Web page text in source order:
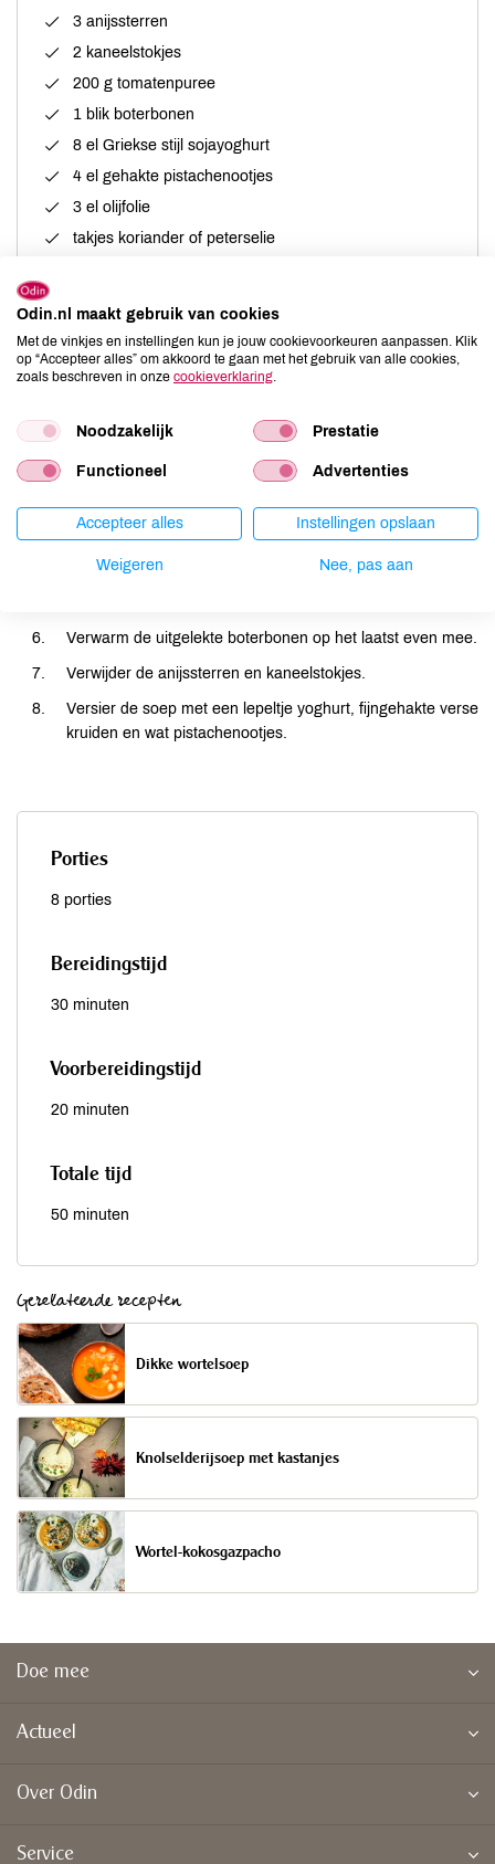
3 anijssterren
2 kaneelstokjes
200 g tomatenpuree
1 blik boterbonen
8 el Griekse stijl sojayoghurt
4 el gehakte pistachenootjes
3 el olijfolie
takjes koriander of peterselie
Bereiding
knolselderij in kleine stukken.
Fruit alles een minuut of 10 in wat olijfolie.
Voeg de linzen en het komijnpoeder toe en bak kort mee.
Blus af met de bouillon. Doe de anijssterren en kaneel erbij
en roer de tomatenpuree erdoor.
Verwarm de uitgelekte boterbonen op het laatst even mee.
Verwijder de anijssterren en kaneelstokjes.
Versier de soep met een lepeltje yoghurt, fijngehakte verse
kruiden en wat pistachenootjes.
Porties
8 porties
Bereidingstijd
30 minuten
Voorbereidingstijd
20 minuten
Totale tijd
50 minuten
Gerelateerde recepten
Dikke wortelsoep
Knolselderijsoep met kastanjes
Wortel-kokosgazpacho
Doe mee
Actueel
Over Odin
Service
Odin.nl maakt gebruik van cookies
Met de vinkjes en instellingen kun je jouw cookievoorkeuren aanpassen. Klik
op “Accepteer alles” om akkoord te gaan met het gebruik van alle cookies,
zoals beschreven in onze cookieverklaring.
Noodzakelijk Prestatie
Functioneel Advertenties
Accepteer alles Instellingen opslaan
Weigeren Nee, pas aan